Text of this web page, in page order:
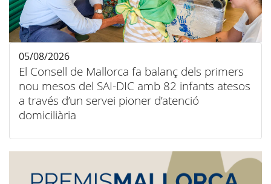
El Consell de Mallorca fa balanç dels primers
nou mesos del SAI-DIC amb 82 infants atesos
a través d’un servei pioner d’atenció
domiciliària
05/08/2026